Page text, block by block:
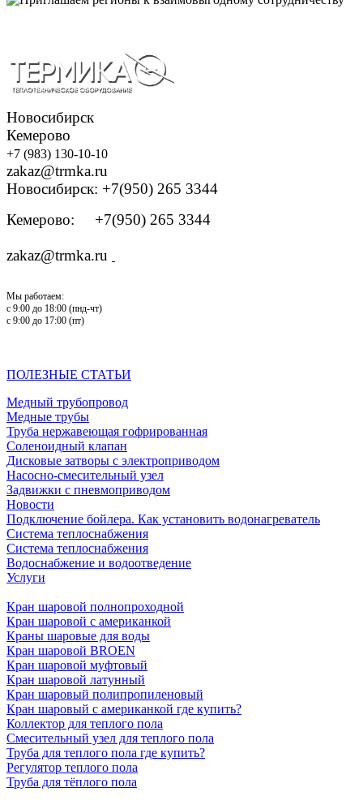
Новосибирск
Кемерово
+7 (983) 130-10-10
zakaz@trmka.ru
Новосибирск: +7(950) 265 3344
Кемерово: +7(950) 265 3344
zakaz@trmka.ru
Мы работаем:
с 9:00 до 18:00 (пнд-чт)
с 9:00 до 17:00 (пт)
ПОЛЕЗНЫЕ СТАТЬИ
Медный трубопровод
Медные трубы
Труба нержавеющая гофрированная
Соленоидный клапан
Дисковые затворы с электроприводом
Насосно-смесительный узел
Задвижки с пневмоприводом
Новости
Подключение бойлера. Как установить водонагреватель
Система теплоснабжения
Система теплоснабжения
Водоснабжение и водоотведение
Услуги
Кран шаровой полнопроходной
Кран шаровой с американкой
Краны шаровые для воды
Кран шаровой BROEN
Кран шаровой муфтовый
Кран шаровой латунный
Кран шаровый полипропиленовый
Кран шаровый с американкой где купить?
Коллектор для теплого пола
Смесительный узел для теплого пола
Труба для теплого пола где купить?
Регулятор теплого пола
Труба для тёплого пола